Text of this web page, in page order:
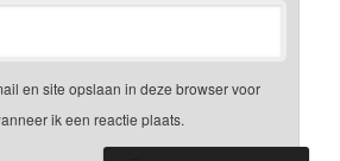
en site opslaan in deze browser voor
ik een reactie plaats.